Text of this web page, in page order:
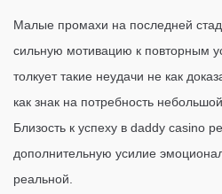
Малые промахи на последней
сильную мотивацию к повторным
толкует такие неудачи не как
как знак на потребность
Близость к успеху в daddy casino
дополнительную усилие
реальной.